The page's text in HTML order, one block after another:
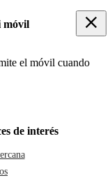
móvil
el móvil cuando
de interés